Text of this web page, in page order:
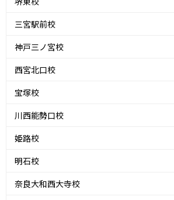
三宮駅前校
神戸三ノ宮校
西宮北口校
宝塚校
川西能勢口校
姫路校
明石校
奈良大和西大寺校